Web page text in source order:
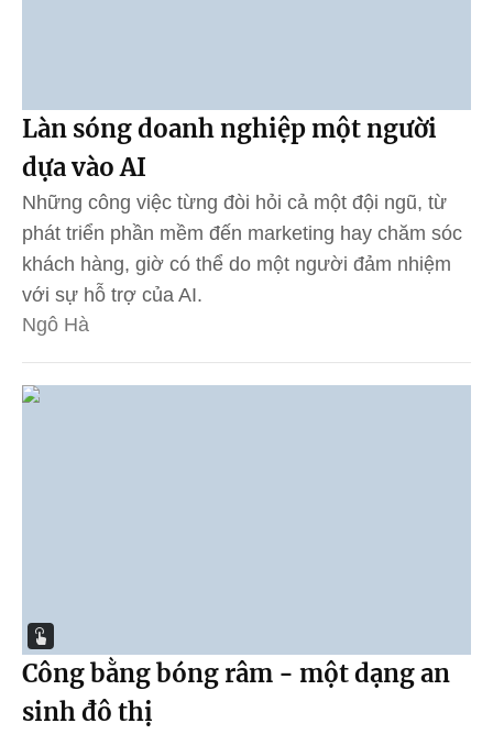
Làn sóng doanh nghiệp một người
dựa vào AI
Những công việc từng đòi hỏi cả một đội ngũ, từ
phát triển phần mềm đến marketing hay chăm sóc
khách hàng, giờ có thể do một người đảm nhiệm
với sự hỗ trợ của AI.
Ngô Hà
Công bằng bóng râm - một dạng an
sinh đô thị